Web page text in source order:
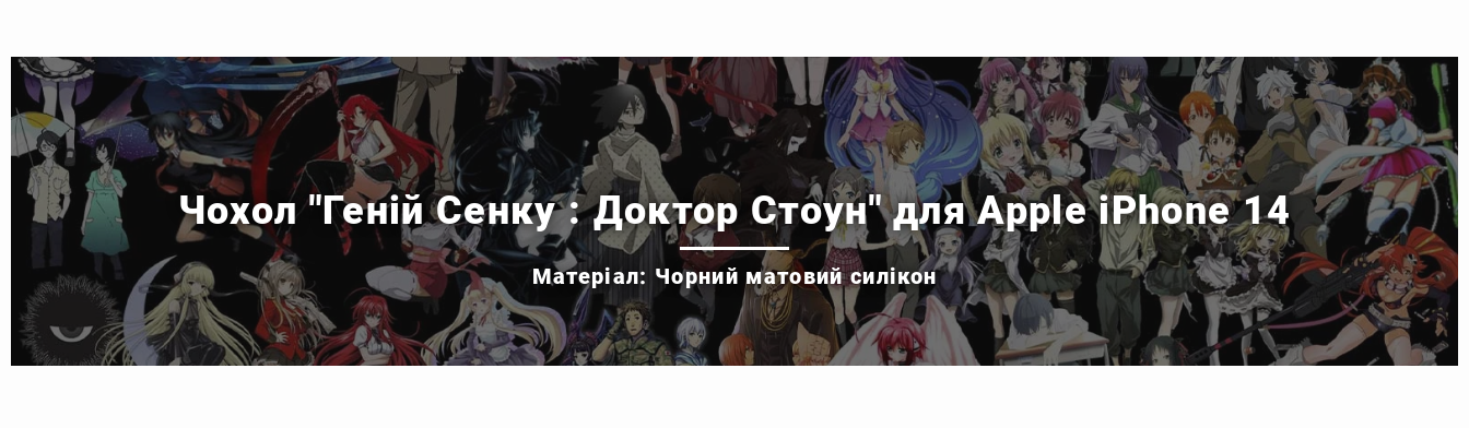
Чохол "Геній Сенку : Доктор Стоун" для Apple iPhone 14
Матеріал: Чорний матовий силікон